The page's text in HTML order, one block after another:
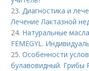
23.Диагностика и
Лечение Лактазной
24. Натуральные
FEMEGYL.
25.Особенности
булавовидный. Грибы